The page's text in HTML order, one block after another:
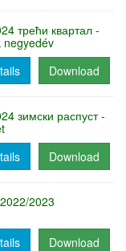
трећи квартал -
negyedév
Download
зимски распуст -
Download
2023
Download